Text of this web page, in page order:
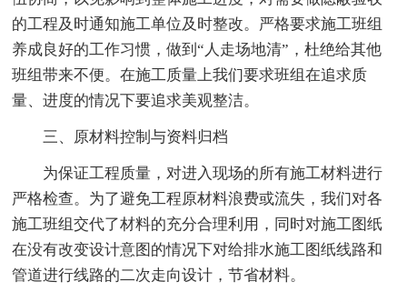
的工程及时通知施工单位及时整改。严格要求施工班组
养成良好的工作习惯，做到“人走场地清”，杜绝给其他
班组带来不便。在施工质量上我们要求班组在追求质
量、进度的情况下要追求美观整洁。
三、原材料控制与资料归档
为保证工程质量，对进入现场的所有施工材料进行
严格检查。为了避免工程原材料浪费或流失，我们对各
施工班组交代了材料的充分合理利用，同时对施工图纸
在没有改变设计意图的情况下对给排水施工图纸线路和
管道进行线路的二次走向设计，节省材料。